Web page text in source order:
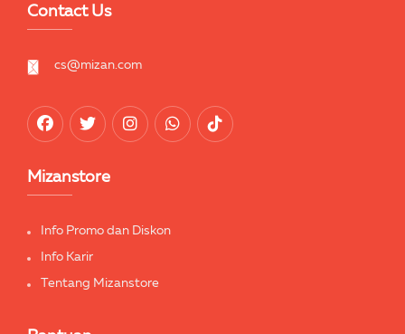
Contact Us
cs@mizan.com
Mizanstore
Info Promo dan Diskon
Info Karir
Tentang Mizanstore